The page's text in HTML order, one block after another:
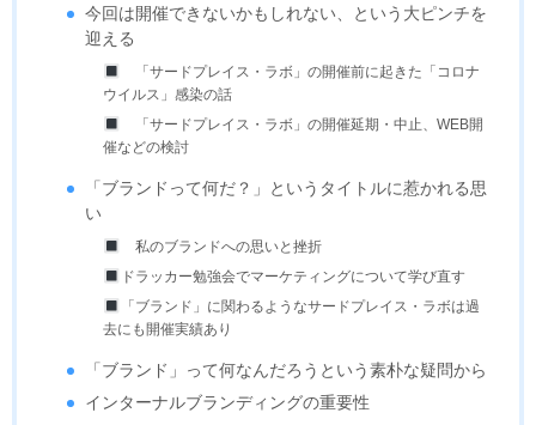
今回は開催できないかもしれない、という大ピンチを
迎える
「サードプレイス・ラボ」の開催前に起きた「コロナ
ウイルス」感染の話
「サードプレイス・ラボ」の開催延期・中止、WEB開
催などの検討
「ブランドって何だ？」というタイトルに惹かれる思
い
私のブランドへの思いと挫折
ドラッカー勉強会でマーケティングについて学び直す
「ブランド」に関わるようなサードプレイス・ラボは過
去にも開催実績あり
「ブランド」って何なんだろうという素朴な疑問から
インターナルブランディングの重要性